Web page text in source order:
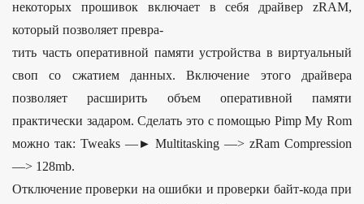
некоторых прошивок включает в себя драйвер zRAM,
который позволяет превра-
тить часть оперативной памяти устройства в виртуальный
своп со сжатием данных. Включение этого драйвера
позволяет расширить объем оперативной памяти
практически задаром. Сделать это с помощью Pimp My Rom
можно так: Tweaks —► Multitasking —> zRam Compression
—> 128mb.
Отключение проверки на ошибки и проверки байт-кода при